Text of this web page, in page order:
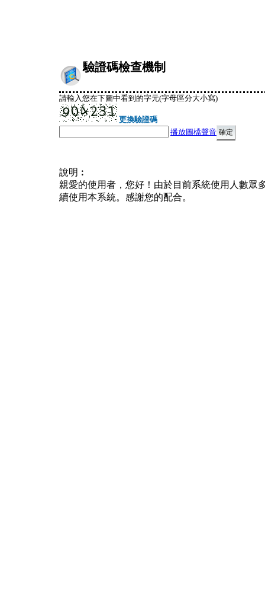
驗證碼檢查機制
請輸入您在下圖中看到的字元(字母區分大小寫)
更換驗證碼
播放圖檔聲音
說明︰
親愛的使用者，您好！由於目前系統使用人數眾
續使用本系統。感謝您的配合。